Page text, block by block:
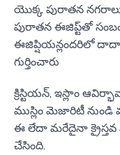
యొక్క పురాతన
పురాతన ఈజిప్ట్‌తో
ఈజిప్షియన్లందరిలో
గుర్తించారు
క్రిస్టియన్, ఇస్లాం
ముస్లిం మెజారిటీ
ఈ లేదా మరేదైనా క్రైస్తవ
చేసింది.